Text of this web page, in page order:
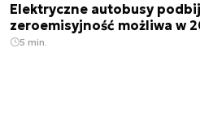
Elektryczne autobusy
zeroemisyjność możliwa w
5 min.